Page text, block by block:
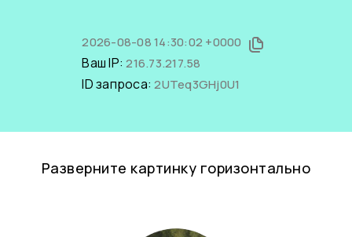
2026-08-08 14:30:02 +0000
Ваш IP:216.73.217.58
ID запроса:2UTeq3GHj0U1
Разверните картинку горизонтально